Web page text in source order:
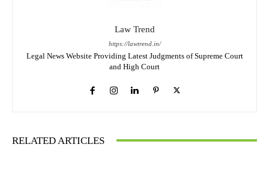
Law Trend
https://lawtrend.in/
Legal News Website Providing Latest Judgments of Supreme Court
and High Court
RELATED ARTICLES